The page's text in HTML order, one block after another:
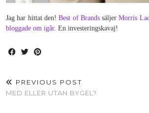
Jag har hittat den!Best of BrandssäljerMorris
bloggade om igår. En investeringskavaj!
PREVIOUS POST
MED ELLER UTAN BYGEL?